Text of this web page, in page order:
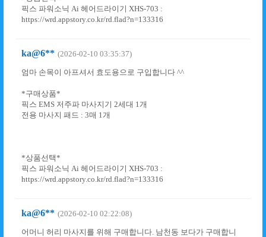
픽스 파워소닉 Ai 헤어드라이기 XHS-703 :
https://wrd.appstory.co.kr/rd.flad?n=133316
ka@6** (2026-02-10 03:35:37)
엄마 손목이 아프셔서 효도용으로 구입합니다 ^^
*구매상품*
픽스 EMS 저주파 마사지기 2세대 1개
전용 마사지 패드 : 3매 1개
*상품선택*
픽스 파워소닉 Ai 헤어드라이기 XHS-703 :
https://wrd.appstory.co.kr/rd.flad?n=133316
ka@6** (2026-02-10 02:22:08)
어머니 허리 마사지를 위해 구매합니다. 남천동 보다가 구매합니